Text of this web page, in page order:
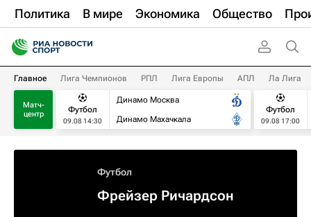
Политика В мире Экономика Общество
Главное Лига Чемпионов РПЛ Лига Европы АПЛ Ла Лига
Матч-
центр
Футбол
09.08 14:30
Динамо Москва
Динамо Махачкала
Футбол
09.08 17:00
Футбол
Фрейзер Ричардсон